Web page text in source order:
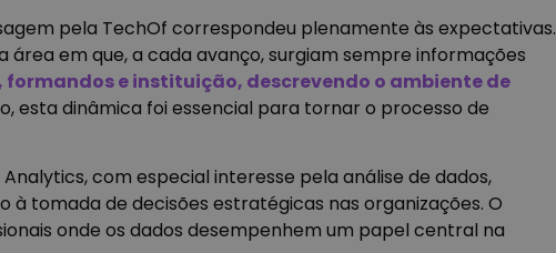
pela TechOf correspondeu plenamente às expectativas.
em que, a cada avanço, surgiam sempre informações
e instituição, descrevendo o ambiente de
esta dinâmica foi essencial para tornar o processo de
com especial interesse pela análise de dados,
tomada de decisões estratégicas nas organizações. O
onde os dados desempenhem um papel central na